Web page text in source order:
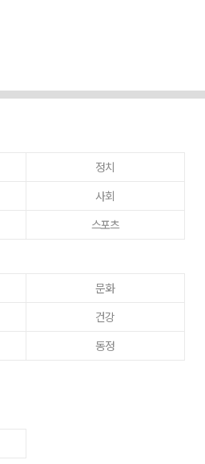
정치
사회
스포츠
문화
건강
동정